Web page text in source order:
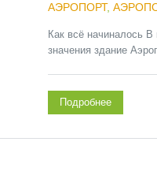
АЭРОПОРТ,
Как всё начиналось В
значения здание
Подробнее